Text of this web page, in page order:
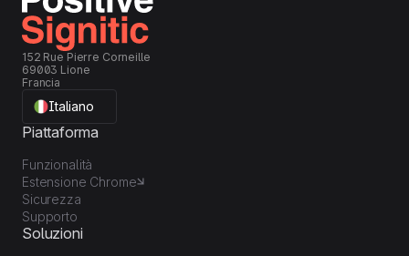
152 Rue Pierre Corneille
69003 Lione
Francia
Italiano
Piattaforma
Funzionalità
Estensione Chrome
Sicurezza
Supporto
Soluzioni